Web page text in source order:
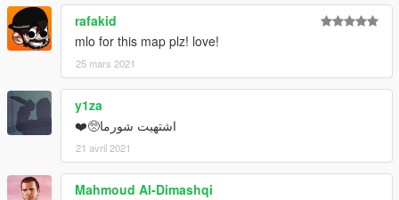
rafakid
mlo for this map plz! love!
25 mars 2021
y1za
اشتهيت شورما🥺❤️
21 avril 2021
Mahmoud Al-Dimashqi